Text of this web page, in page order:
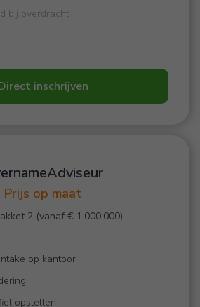
bij overdracht
inschrijven
Prijs op maat
2 (vanaf € 1.000.000)
op kantoor
opstellen